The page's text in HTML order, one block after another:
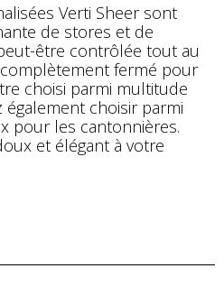
Verti Sheer sont
de stores et de
être contrôlée tout au
fermé pour
choisi parmi multitude
également choisir parmi
pour les cantonnières.
et élégant à votre